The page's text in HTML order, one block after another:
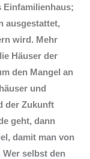
Einfamilienhaus;
ausgestattet,
wird. Mehr
Häuser der
den Mangel an
und
der Zukunft
geht, dann
damit man von
Wer selbst den